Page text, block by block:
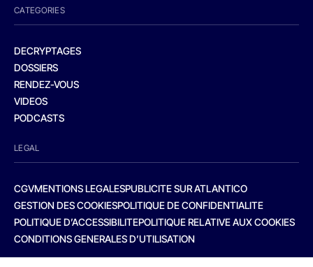
CATEGORIES
DECRYPTAGES
DOSSIERS
RENDEZ-VOUS
VIDEOS
PODCASTS
LEGAL
CGVMENTIONS LEGALESPUBLICITE SUR ATLANTICO
GESTION DES COOKIESPOLITIQUE DE CONFIDENTIALITE
POLITIQUE D’ACCESSIBILITEPOLITIQUE RELATIVE AUX COOKIES
CONDITIONS GENERALES D’UTILISATION